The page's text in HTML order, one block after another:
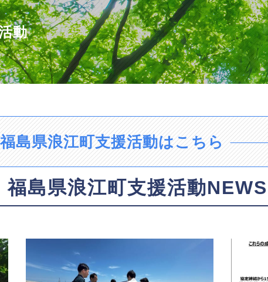
動
福島県浪江町支援活動はこちら
福島県浪江町支援活動NEWS